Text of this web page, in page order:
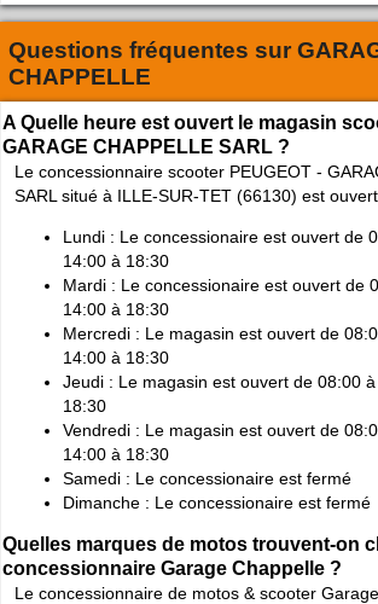
Questions fréquentes sur
CHAPPELLE
A Quelle heure est ouvert le magasin
GARAGE CHAPPELLE SARL ?
Le concessionnaire scooter PEUGEOT -
SARL situé à ILLE-SUR-TET (66130) est
Lundi : Le concessionaire est ouvert de
14:00 à 18:30
Mardi : Le concessionaire est ouvert de
14:00 à 18:30
Mercredi : Le magasin est ouvert de
14:00 à 18:30
Jeudi : Le magasin est ouvert de 08:00
18:30
Vendredi : Le magasin est ouvert de
14:00 à 18:30
Samedi : Le concessionaire est fermé
Dimanche : Le concessionaire est fermé
Quelles marques de motos trouvent-on
concessionnaire Garage Chappelle ?
Le concessionnaire de motos & scooter